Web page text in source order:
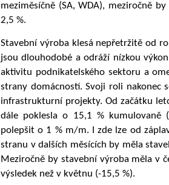
meziměsíčně (SA, WDA), meziročně
2,5 %.
Stavební výroba klesá nepřetržitě od
jsou dlouhodobé a odráží nízkou
aktivitu podnikatelského sektoru a
strany domácností. Svoji roli nakonec
infrastrukturní projekty. Od začátku
dále poklesla o 15,1 % kumulovaně
polepšit o 1 % m/m. I zde lze od
stranu v dalších měsících by měla
Meziročně by stavební výroba měla v
výsledek než v květnu (-15,5 %).